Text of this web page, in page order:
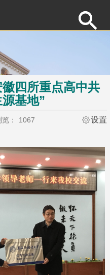
四所重点高中共
基地”
： 1067 设置